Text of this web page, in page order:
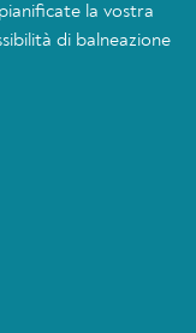
la vostra
di balneazione